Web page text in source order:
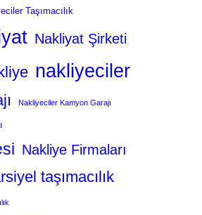
Taşımacılık
Nakliyat Şirketi
nakliyeciler
Nakliyeciler Kamyon Garajı
Nakliye Firmaları
taşımacılık